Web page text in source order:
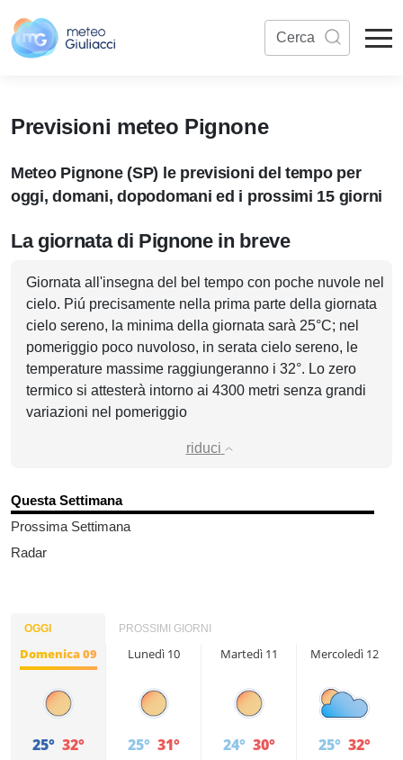
Previsioni meteo Pignone
Meteo Pignone (SP) le previsioni del tempo per
oggi, domani, dopodomani ed i prossimi 15 giorni
La giornata di Pignone in breve
Giornata all'insegna del bel tempo con poche nuvole nel
cielo. Piú precisamente nella prima parte della giornata
cielo sereno, la minima della giornata sarà 25°C; nel
pomeriggio poco nuvoloso, in serata cielo sereno, le
temperature massime raggiungeranno i 32°. Lo zero
termico si attesterà intorno ai 4300 metri senza grandi
variazioni nel pomeriggio
riduci
Questa Settimana
Prossima Settimana
Radar
OGGI PROSSIMI GIORNI
Domenica 09
25° 32°
Lunedì 10
25° 31°
Martedì 11
24° 30°
Mercoledì 12
25° 32°